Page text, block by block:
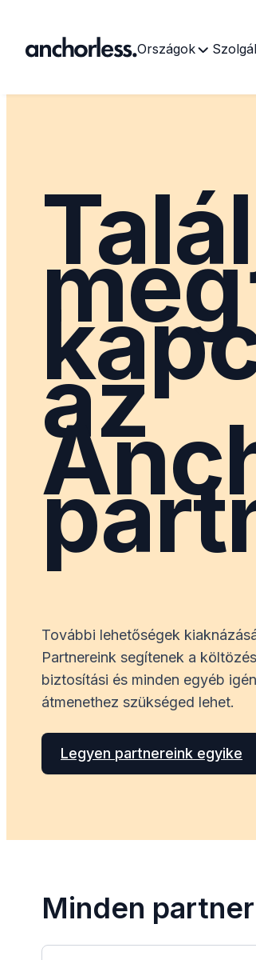
Országok
az
További lehetőségek
Partnereink segítenek a
biztosítási és minden egyéb
átmenethez szükséged lehet.
Legyen partnereink egyike
Minden partner